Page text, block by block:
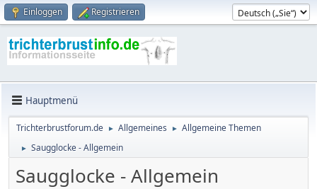
Einloggen Registrieren
Hauptmenü
Trichterbrustforum.de ► Allgemeines ► Allgemeine Themen
► Saugglocke - Allgemein
Saugglocke - Allgemein